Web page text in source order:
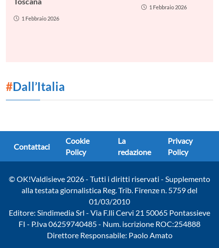
1 Febbraio 2026
1 Febbraio 2026
#Dall’Italia
Contattaci
Cookie
Policy
La
redazione
Privacy
Policy
© OK!Valdisieve 2026 - Tutti i diritti riservati - Supplemento
alla testata giornalistica Reg. Trib. Firenze n. 5759 del
01/03/2010
Editore: Sindimedia Srl - Via F.lli Cervi 21 50065 Pontassieve
FI - P.Iva 06259740485 - Num. iscrizione ROC:254888
Direttore Responsabile: Paolo Amato